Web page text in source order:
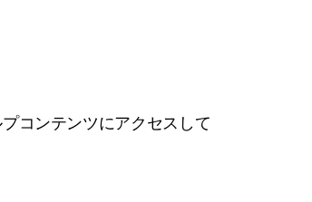
コンテンツにアクセスして